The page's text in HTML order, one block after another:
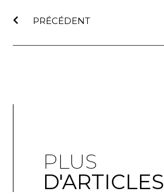
PRÉCÉDENT
PLUS
D'ARTICLES